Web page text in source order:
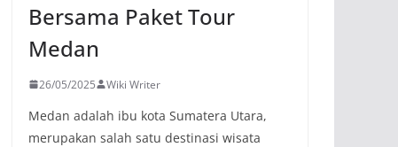
Bersama Paket Tour
Medan
26/05/2025 Wiki Writer
Medan adalah ibu kota Sumatera Utara,
merupakan salah satu destinasi wisata